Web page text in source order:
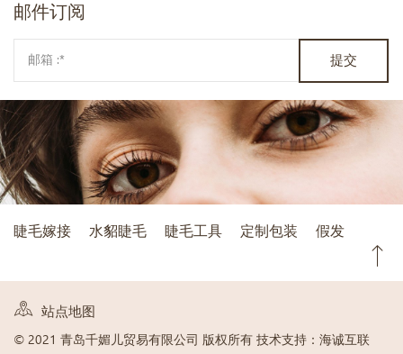
邮件订阅
提交
睫毛嫁接 水貂睫毛 睫毛工具 定制包装 假发
站点地图
© 2021 青岛千媚儿贸易有限公司 版权所有 技术支持：海诚互联